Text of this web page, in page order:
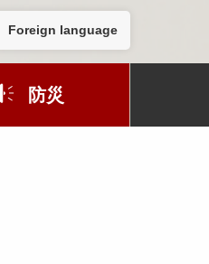
Foreign language
防災